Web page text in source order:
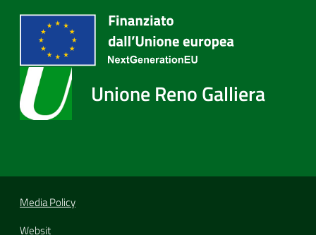
Unione Reno Galliera
Media Policy
Websit